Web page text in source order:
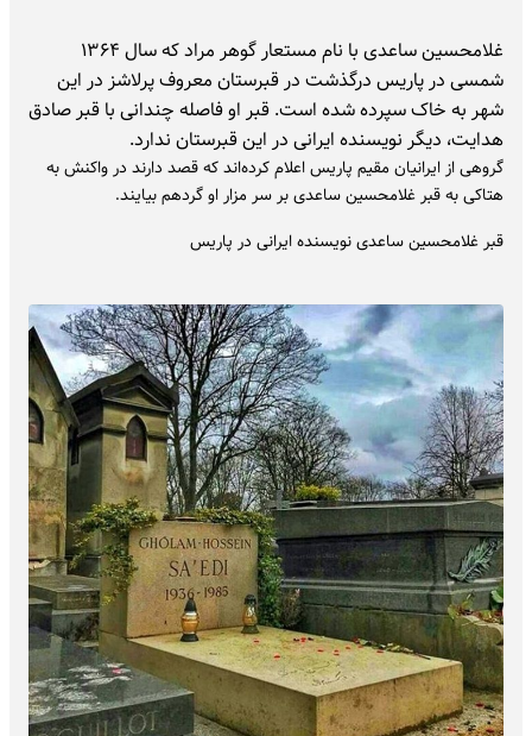
غلامحسین ساعدی با نام مستعار گوهر مراد که سال ۱۳۶۴
شمسی در پاریس درگذشت در قبرستان معروف پرلاشز در این
شهر به خاک سپرده شده است. قبر او فاصله چندانی با قبر صادق
هدایت، دیگر نویسنده ایرانی در این قبرستان ندارد.
گروهی از ایرانیان مقیم پاریس اعلام کرده‌اند که قصد دارند در واکنش به
هتاکی به قبر غلامحسین ساعدی بر سر مزار او گردهم بیایند.
قبر غلامحسین ساعدی نویسنده ایرانی در پاریس